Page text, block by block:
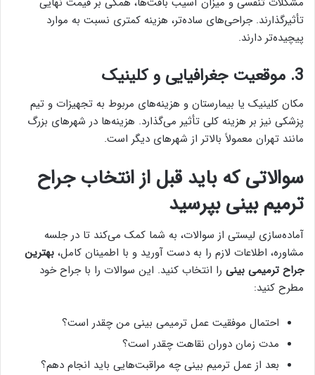
تأثیرگذارند. جراحی‌های ساده‌تر، هزینه کمتری نسبت به موارد
پیچیده‌تر دارند.
3. موقعیت جغرافیایی و کلینیک
مکان کلینیک یا بیمارستان و هزینه‌های مربوط به تجهیزات و تیم
پزشکی نیز بر هزینه کلی تأثیر می‌گذارد. هزینه‌ها در شهرهای بزرگ
مانند تهران معمولاً بالاتر از شهرهای دیگر است.
سوالاتی که باید قبل از انتخاب جراح
ترمیم بینی بپرسید
آماده‌سازی لیستی از سوالات، به شما کمک می‌کند تا در جلسه
مشاوره، اطلاعات لازم را به دست آورید و با اطمینان کامل، بهترین
جراح ترمیمی بینی را انتخاب کنید. این سوالات را با جراح خود
مطرح کنید:
احتمال موفقیت عمل ترمیمی بینی من چقدر است؟
مدت زمان دوران نقاهت چقدر است؟
بعد از عمل ترمیم بینی چه مراقبت‌هایی باید انجام دهم؟